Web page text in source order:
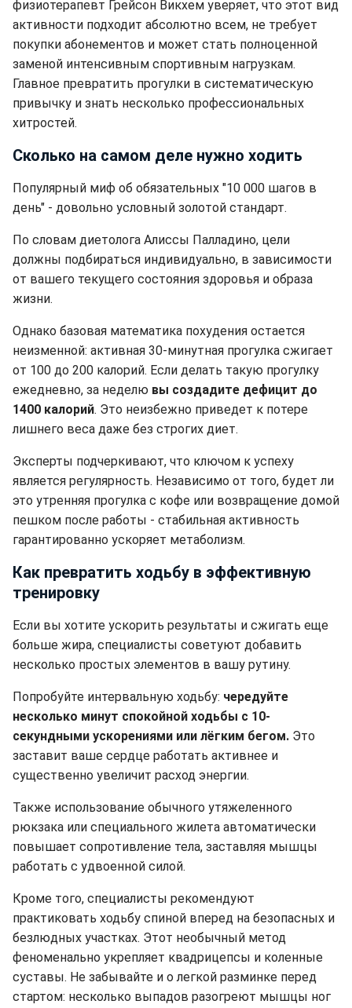
физиотерапевт Грейсон Викхем уверяет, что этот вид
активности подходит абсолютно всем, не требует
покупки абонементов и может стать полноценной
заменой интенсивным спортивным нагрузкам.
Главное превратить прогулки в систематическую
привычку и знать несколько профессиональных
хитростей.
Сколько на самом деле нужно ходить
Популярный миф об обязательных "10 000 шагов в
день" - довольно условный золотой стандарт.
По словам диетолога Алиссы Палладино, цели
должны подбираться индивидуально, в зависимости
от вашего текущего состояния здоровья и образа
жизни.
Однако базовая математика похудения остается
неизменной: активная 30-минутная прогулка сжигает
от 100 до 200 калорий. Если делать такую прогулку
ежедневно, за неделю вы создадите дефицит до
1400 калорий. Это неизбежно приведет к потере
лишнего веса даже без строгих диет.
Эксперты подчеркивают, что ключом к успеху
является регулярность. Независимо от того, будет ли
это утренняя прогулка с кофе или возвращение домой
пешком после работы - стабильная активность
гарантированно ускоряет метаболизм.
Как превратить ходьбу в эффективную
тренировку
Если вы хотите ускорить результаты и сжигать еще
больше жира, специалисты советуют добавить
несколько простых элементов в вашу рутину.
Попробуйте интервальную ходьбу: чередуйте
несколько минут спокойной ходьбы с 10-
секундными ускорениями или лёгким бегом. Это
заставит ваше сердце работать активнее и
существенно увеличит расход энергии.
Также использование обычного утяжеленного
рюкзака или специального жилета автоматически
повышает сопротивление тела, заставляя мышцы
работать с удвоенной силой.
Кроме того, специалисты рекомендуют
практиковать ходьбу спиной вперед на безопасных и
безлюдных участках. Этот необычный метод
феноменально укрепляет квадрицепсы и коленные
суставы. Не забывайте и о легкой разминке перед
стартом: несколько выпадов разогреют мышцы ног